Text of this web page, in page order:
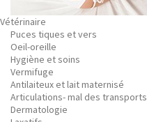
Vétérinaire
Puces tiques et vers
Oeil-oreille
Hygiène et soins
Vermifuge
Antilaiteux et lait maternisé
Articulations- mal des transports
Dermatologie